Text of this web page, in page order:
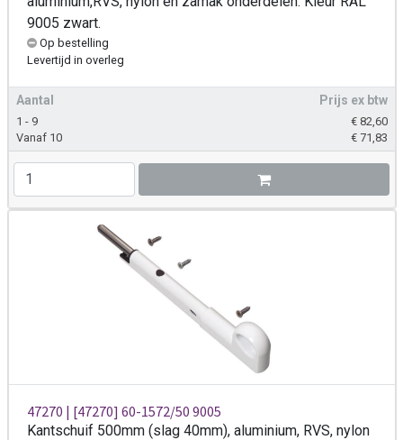
9005 zwart.
Op bestelling
Levertijd in overleg
Aantal Prijs ex btw
1 - 9 € 82,60
Vanaf 10
€ 71,83
47270 | [47270] 60-1572/50 9005
Kantschuif 500mm (slag 40mm), aluminium, RVS, nylon